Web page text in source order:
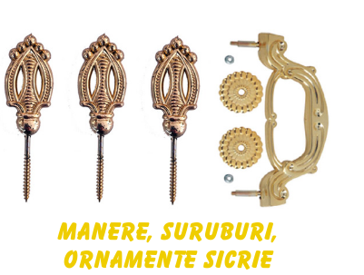
Manere, suruburi,
ornamente sicrie